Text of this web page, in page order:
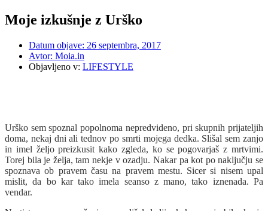
Moje izkušnje z Urško
Datum objave: 26 septembra, 2017
Avtor: Moia.in
Objavljeno v: LIFESTYLE
Urško sem spoznal popolnoma nepredvideno, pri skupnih prijateljih
doma, nekaj dni ali tednov po smrti mojega dedka. Slišal sem zanjo
in imel željo preizkusit kako zgleda, ko se pogovarjaš z mrtvimi.
Torej bila je želja, tam nekje v ozadju. Nakar pa kot po naključju se
spoznava ob pravem času na pravem mestu. Sicer si nisem upal
mislit, da bo kar tako imela seanso z mano, tako iznenada. Pa
vendar.